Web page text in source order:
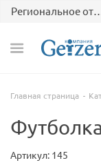
Региональное
Главная страница
Артикул: 145